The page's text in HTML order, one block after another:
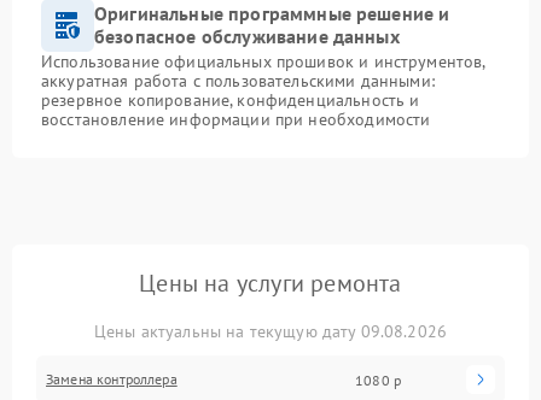
Оригинальные программные решение и
безопасное обслуживание данных
Использование официальных прошивок и инструментов,
аккуратная работа с пользовательскими данными:
резервное копирование, конфиденциальность и
восстановление информации при необходимости
Цены на услуги ремонта
Цены актуальны на текущую дату 09.08.2026
Замена контроллера 1080 р